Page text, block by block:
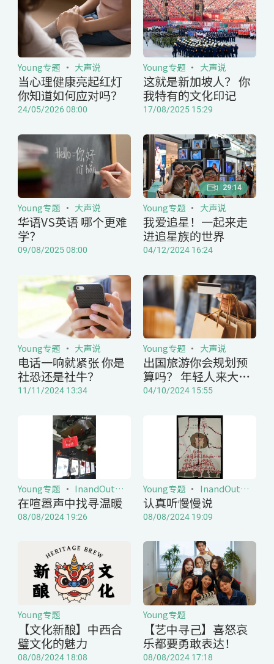
当心理健康亮起红灯
你知道如何应对吗？
Young专题 大声说
24/05/2026 08:00
这就是新加坡人？ 你
我特有的文化印记
Young专题 大声说
17/08/2025 15:29
华语VS英语 哪个更难
学？
Young专题 大声说
09/08/2025 08:00
我爱追星！一起来走
进追星族的世界
Young专题 大声说
04/12/2024 16:24
29:14
电话一响就紧张 你是
社恐还是社牛？
Young专题 大声说
11/11/2024 13:34
出国旅游你会规划预
算吗？ 年轻人来大声
说！
Young专题 大声说
04/10/2024 15:55
在喧嚣声中找寻温暖
Young专题 InandOut听说
08/08/2024 19:26
认真听慢慢说
Young专题 InandOut听说
08/08/2024 19:09
【文化新酿】中西合
璧文化的魅力
Young专题
08/08/2024 18:08
【艺中寻己】喜怒哀
乐都要勇敢表达！
Young专题
08/08/2024 17:18